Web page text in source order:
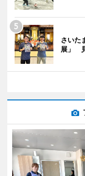
さいた
展」